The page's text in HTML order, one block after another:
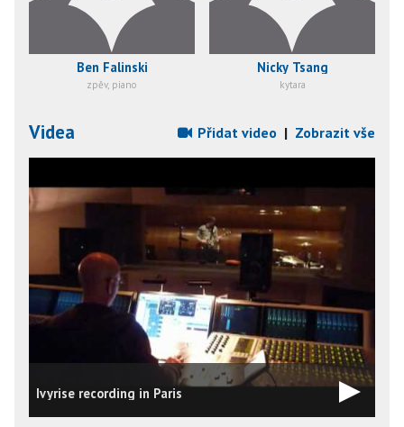
Ben Falinski
zpěv, piano
Nicky Tsang
kytara
Videa Přidat video | Zobrazit vše
Ivyrise recording in Paris